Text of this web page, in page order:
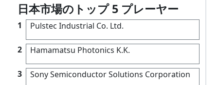
日本市場のトップ 5 プレーヤー
1 Pulstec Industrial Co. Ltd.
2 Hamamatsu Photonics K.K.
3 Sony Semiconductor Solutions Corporation